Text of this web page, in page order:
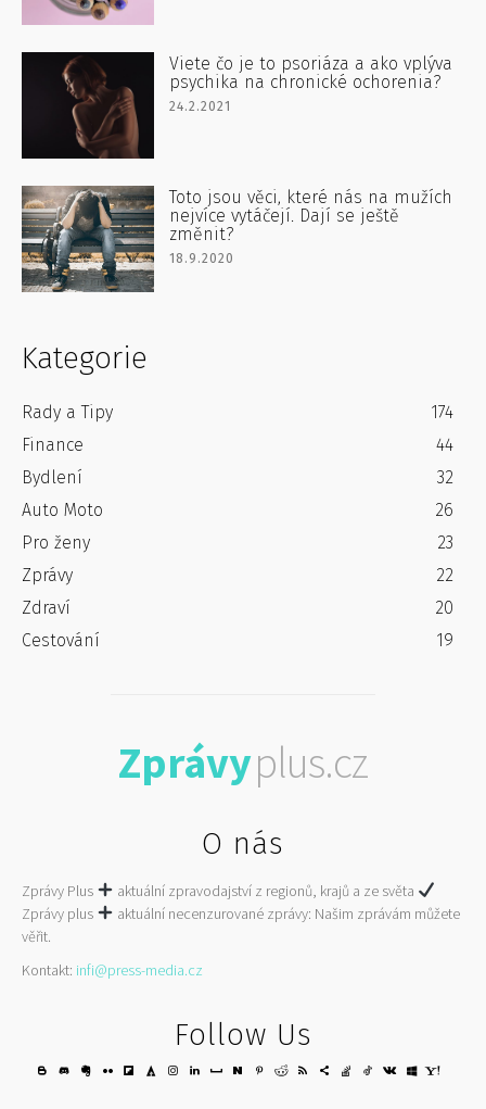
Viete čo je to psoriáza a ako vplýva
psychika na chronické ochorenia?
24.2.2021
Toto jsou věci, které nás na mužích
nejvíce vytáčejí. Dají se ještě
změnit?
18.9.2020
Kategorie
Rady a Tipy
174
Finance
44
Bydlení
32
Auto Moto
26
Pro ženy
23
Zprávy
22
Zdraví
20
Cestování
19
Zprávyplus.cz
O nás
Zprávy Plus
aktuální zpravodajství z regionů, krajů a ze světa
Zprávy plus
aktuální necenzurované zprávy: Našim zprávám můžete
věřit.
Kontakt: infi@press-media.cz
Follow Us